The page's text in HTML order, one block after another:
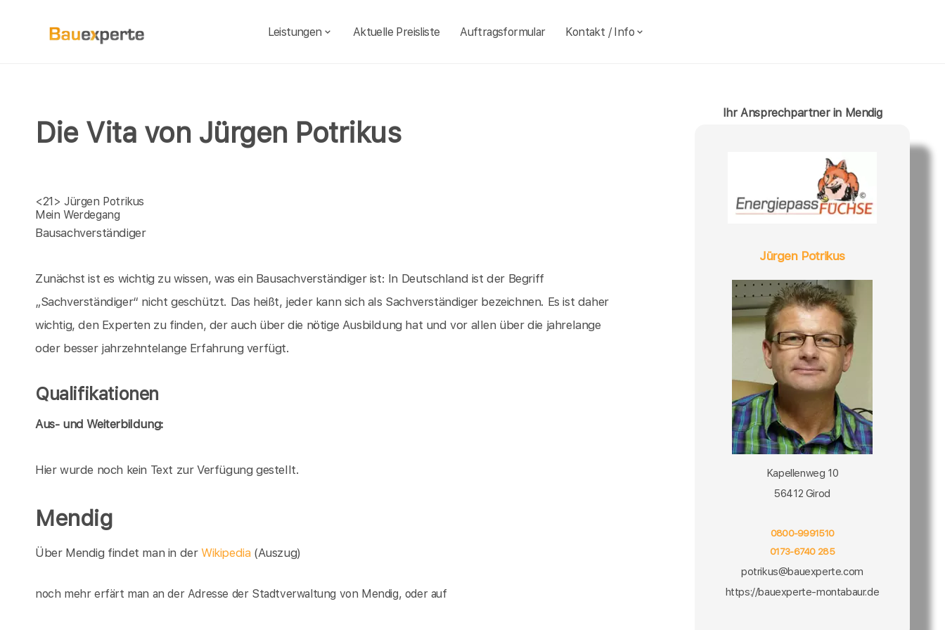
Leistungen Aktuelle Preisliste Auftragsformular Kontakt / Info
Die Vita von Jürgen Potrikus
<21> Jürgen Potrikus
Mein Werdegang
Bausachverständiger
Zunächst ist es wichtig zu wissen, was ein Bausachverständiger ist: In Deutschland ist der Begriff
„Sachverständiger“ nicht geschützt. Das heißt, jeder kann sich als Sachverständiger bezeichnen. Es ist daher
wichtig, den Experten zu finden, der auch über die nötige Ausbildung hat und vor allen über die jahrelange
oder besser jahrzehntelange Erfahrung verfügt.
Qualifikationen
Aus- und Weiterbildung:
Hier wurde noch kein Text zur Verfügung gestellt.
Mendig
Über Mendig findet man in derWikipedia (Auszug)
noch mehr erfärt man an der Adresse der Stadtverwaltung von Mendig, oder auf
Ihr Ansprechpartner in Mendig
Jürgen Potrikus
Kapellenweg 10
56412 Girod
0800-9991510
0173-6740 285
potrikus@bauexperte.com
https://bauexperte-montabaur.de